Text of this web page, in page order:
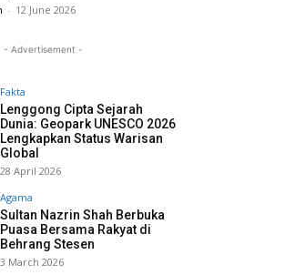
- 12 June 2026
- Advertisement -
Fakta
Lenggong Cipta Sejarah
Dunia: Geopark UNESCO 2026
Lengkapkan Status Warisan
Global
28 April 2026
Agama
Sultan Nazrin Shah Berbuka
Puasa Bersama Rakyat di
Behrang Stesen
3 March 2026